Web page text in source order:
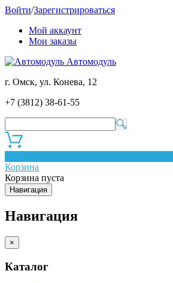
Войти/Зарегистрироваться
Мой аккаунт
Мои заказы
Автомодуль
г. Омск, ул. Конева, 12
+7 (3812) 38-61-55
Корзина
Корзина пуста
Навигация
Навигация
×
Каталог